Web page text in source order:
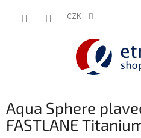
CZK
Aqua Sphere
FASTLANE
shop.etriatlon.cz - Chat